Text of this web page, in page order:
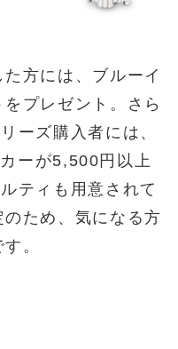
方には、ブルーイ
プレゼント。さら
ーズ購入者には、
ーが5,500円以上
ティも用意されて
ため、気になる方
。